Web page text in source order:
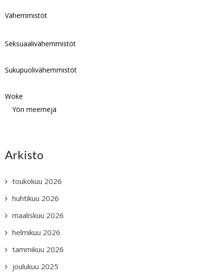
Vähemmistöt
Seksuaalivähemmistöt
Sukupuolivähemmistöt
Woke
Yön meemejä
Arkisto
toukokuu 2026
huhtikuu 2026
maaliskuu 2026
helmikuu 2026
tammikuu 2026
joulukuu 2025